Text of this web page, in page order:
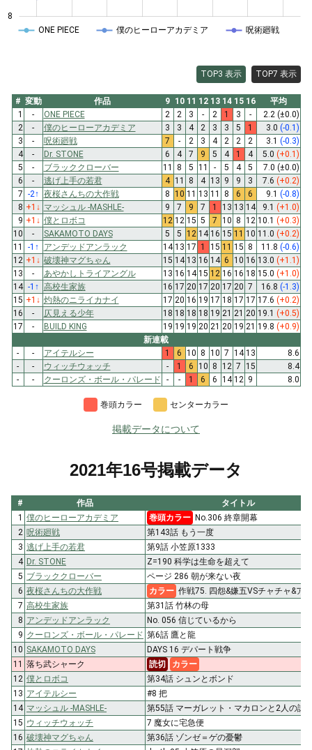
8
ONE PIECE 僕のヒーローアカデミア 呪術廻戦
TOP3 表示 TOP7 表示
# 変動 作品 9 10 11 12 13 14 15 16
平均
1
- ONE PIECE 2 2 3 - 2 1 3 - 2.2 (±0.0)
2
- 僕のヒーローアカデミア 3 3 4 2 3 3 5 1 3.0 (-0.1)
3
- 呪術廻戦 7 - 2 3 4 2 2 2 3.1 (-0.3)
4
- Dr. STONE 6 4 7 9 5 4 1 4 5.0 (+0.1)
5
- ブラッククローバー 11 8 5 11 - 5 4 5 7.0 (±0.0)
6
- 逃げ上手の若君 4 11 8 4 13 9 9 3 7.6 (+0.2)
7 -2↑ 夜桜さんちの大作戦 8 10 11 13 11 8 6 6 9.1 (-0.8)
8 +1 ↓ マッシュル -MASHLE- 9 7 9 7 1 13 13 14 9.1 (+1.0)
9 +1 ↓ 僕とロボコ 12 12 15 5 7 10 8 12 10.1 (+0.3)
10
- SAKAMOTO DAYS 5 5 12 14 16 15 11 10 11.0 (+0.2)
11
-1 ↑ アンデッドアンラック 14 13 17 1 15 11 15 8 11.8 (-0.6)
12 +1 ↓ 破壊神マグちゃん 15 14 13 16 14 6 10 16 13.0 (+1.1)
13
- あやかしトライアングル 13 16 14 15 12 16 16 18 15.0 (+1.0)
14 -1 ↑ 高校生家族 16 17 20 17 20 17 20 7 16.8 (-1.3)
15 +1 ↓ 灼熱のニライカナイ 17 20 16 19 17 18 17 17 17.6 (+0.2)
16
- 仄見える少年 18 18 18 18 19 21 21 20 19.1 (+0.5)
17
- BUILD KING 19 19 19 20 21 20 19 21 19.8 (+0.9)
新連載
-
- アイテルシー 1 6 10 8 10 7 14 13
8.6
-
- ウィッチウォッチ - 1 6 10 8 12 7 15
8.4
-
- クーロンズ・ボール・パレード - - 1 6 6 14 12 9 8.0
巻頭カラー センターカラー
掲載データについて
2021年16号掲載データ
# 作品
タイトル
1 僕のヒーローアカデミア 巻頭カラー No.306 終章開幕
2 呪術廻戦
第143話 もう一度
3 逃げ上手の若君
第9話 小笠原1333
4 Dr. STONE
Z=190 科学は生命を超えて
5 ブラッククローバー
ページ 286 朝が来ない夜
6 夜桜さんちの大作戦 カラー 作戦75. 四怨&嫌五VSチャチャ&ア
7 高校生家族
第31話 竹林の母
8 アンデッドアンラック
No. 056 信じているから
9 クーロンズ・ボール・パレード 第6話 鷹と龍
10 SAKAMOTO DAYS
DAYS 16 デパート戦争
11 落ち武シャーク 読切
カラー
12 僕とロボコ
第34話 シュンとボンド
13 アイテルシー
#8 把
14 マッシュル -MASHLE-
第55話 マーガレット・マカロンと2人の試
15 ウィッチウォッチ
7 魔女に宅急便
16 破壊神マグちゃん
第36話 ゾンゼ＝ゲの憂鬱